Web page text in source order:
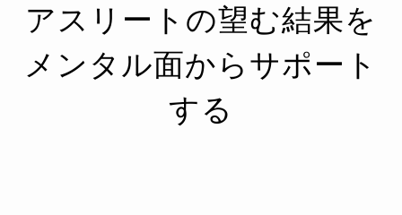
アスリートの望む結果を
メンタル面からサポート
する